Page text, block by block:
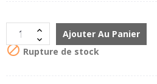
Ajouter Au Panier
 Rupture de stock